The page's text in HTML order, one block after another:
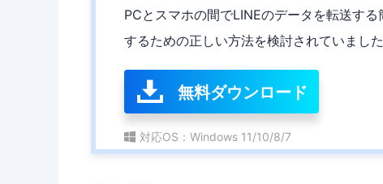
PCとスマホの間でLINEのデータを転送す
するための正しい方法を検討されていまし
無料ダウンロード
対応OS：Windows 11/10/8/7